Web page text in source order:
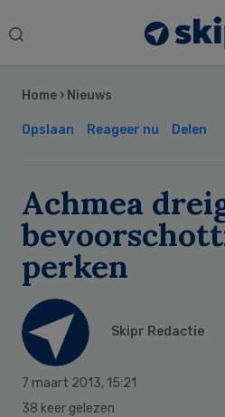
Search
Home › Nieuws
Opslaan Reageer nu Delen
Achmea
perken
Skipr Redactie
7 maart 2013, 15:21
38 keer gelezen
Sidebar